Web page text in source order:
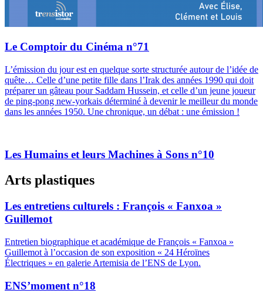
Le Comptoir du Cinéma n°71
L’émission du jour est en quelque sorte structurée autour de l’idée de
quête… Celle d’une petite fille dans l’Irak des années 1990 qui doit
préparer un gâteau pour Saddam Hussein, et celle d’un jeune joueur
de ping-pong new-yorkais déterminé à devenir le meilleur du monde
dans les années 1950. Une chronique, un débat : une émission !
Les Humains et leurs Machines à Sons n°10
Arts plastiques
Les entretiens culturels : François « Fanxoa »
Guillemot
Entretien biographique et académique de François « Fanxoa »
Guillemot à l’occasion de son exposition « 24 Héroïnes
Électriques » en galerie Artemisia de l’ENS de Lyon.
ENS’moment n°18